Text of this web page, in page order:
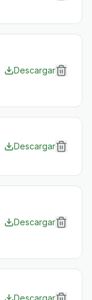
Descargar
Descargar
Descargar
Descargar